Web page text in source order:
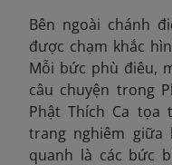
Bên ngoài chánh
được chạm khắc
Mỗi bức phù điêu,
câu chuyện trong
Phật Thích Ca
trang nghiêm giữa
quanh là các bức